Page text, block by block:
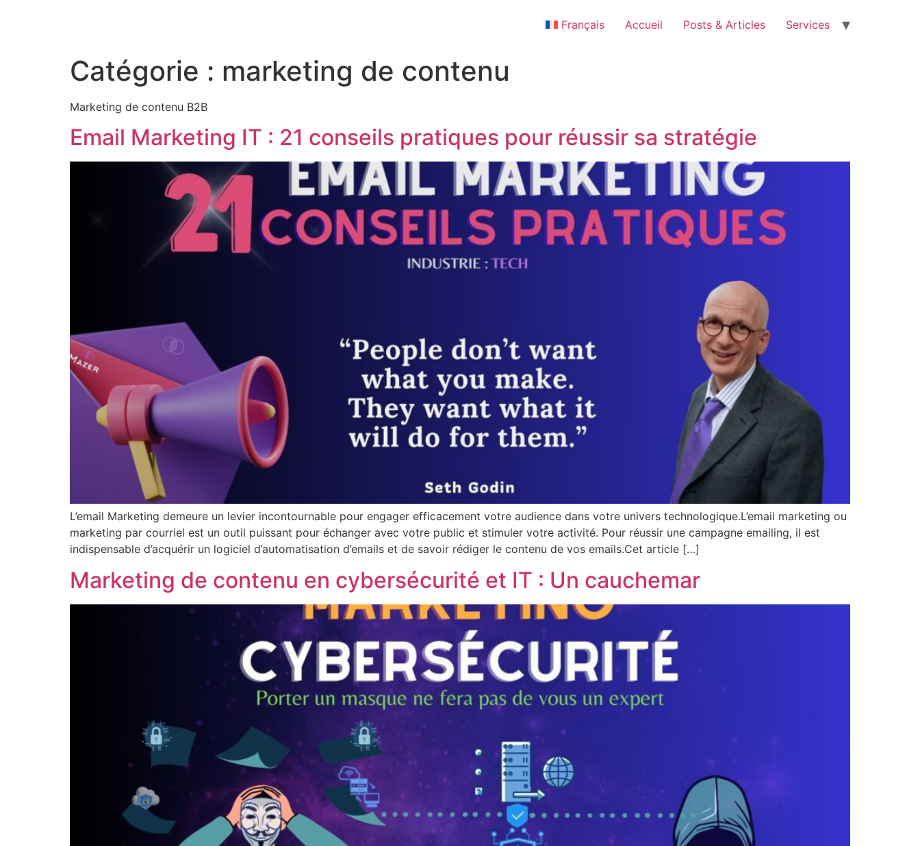
Français Accueil Posts & Articles Services
Catégorie : marketing de contenu
Marketing de contenu B2B
Email Marketing IT : 21 conseils pratiques pour réussir sa stratégie
L’email Marketing demeure un levier incontournable pour engager efficacement votre audience dans votre univers technologique.L’email marketing ou
marketing par courriel est un outil puissant pour échanger avec votre public et stimuler votre activité. Pour réussir une campagne emailing, il est
indispensable d’acquérir un logiciel d’automatisation d’emails et de savoir rédiger le contenu de vos emails.Cet article […]
Marketing de contenu en cybersécurité et IT : Un cauchemar